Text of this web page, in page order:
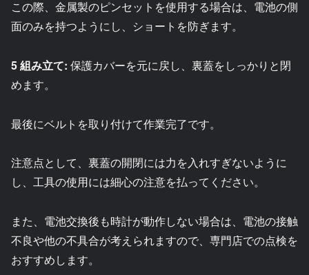
この際、金属製のピンセットを使用する場合は、電池の側
面のみを持つようにし、ショートを防ぎます。
5 組み立て: 保護カバーを元に戻し、裏蓋をしっかりと閉
めます。
最後にベルトを取り付けて作業完了です。
注意点として、裏蓋の開閉には力を入れすぎないように
し、工具の使用には細心の注意を払ってください。
また、電池交換後も時計が動作しない場合は、電池の接触
不良や他の不具合が考えられますので、専門店での点検を
おすすめします。